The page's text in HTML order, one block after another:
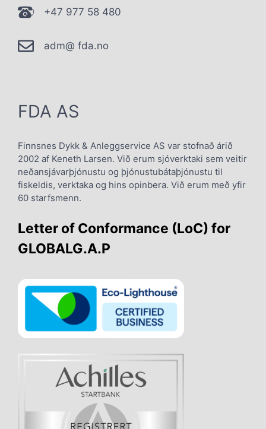
+47 977 58 480
adm@ fda.no
FDA AS
Finnsnes Dykk & Anleggservice AS var stofnað árið
2002 af Keneth Larsen. Við erum sjóverktaki sem veitir
neðansjávarþjónustu og þjónustubátaþjónustu til
fiskeldis, verktaka og hins opinbera. Við erum með yfir
60 starfsmenn.
Letter of Conformance (LoC) for
GLOBALG.A.P